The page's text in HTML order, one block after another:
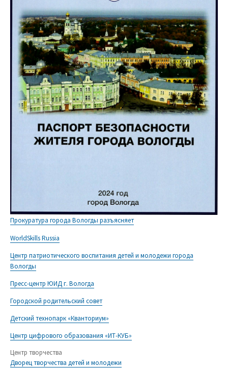
Прокуратура города Вологды разъясняет
WorldSkills Russia
Центр патриотического воспитания детей и молодежи города
Вологды
Пресс-центр ЮИД г. Вологда
Городской родительский совет
Детский технопарк «Кванториум»
Центр цифрового образования «ИТ-КУБ»
Центр творчества
Дворец творчества детей и молодежи